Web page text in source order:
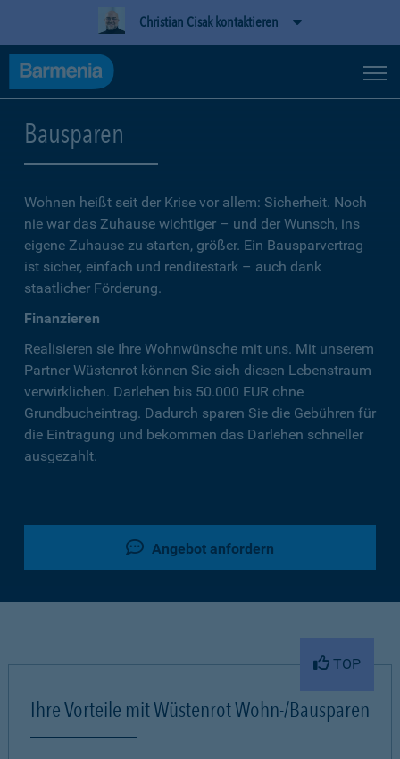
Christian Cisak kontaktieren
Bausparen
Wohnen heißt seit der Krise vor allem: Sicherheit. Noch
nie war das Zuhause wichtiger – und der Wunsch, ins
eigene Zuhause zu starten, größer. Ein Bausparvertrag
ist sicher, einfach und renditestark – auch dank
staatlicher Förderung.
Finanzieren
Realisieren sie Ihre Wohnwünsche mit uns. Mit unserem
Partner Wüstenrot können Sie sich diesen Lebenstraum
verwirklichen. Darlehen bis 50.000 EUR ohne
Grundbucheintrag. Dadurch sparen Sie die Gebühren für
die Eintragung und bekommen das Darlehen schneller
ausgezahlt.
Angebot anfordern
TOP
Ihre Vorteile mit Wüstenrot Wohn-/Bausparen